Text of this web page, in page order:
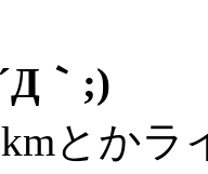
｀;)
とか